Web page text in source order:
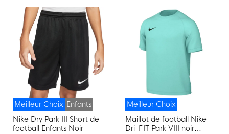
Meilleur Choix Enfants
Nike Dry Park III Short de
football Enfants Noir
Meilleur Choix
Maillot de football Nike
Dri-FIT Park VIII noir